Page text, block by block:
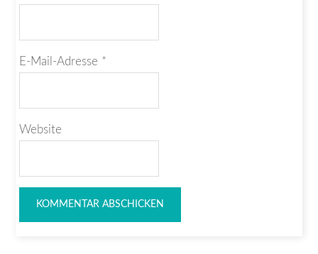
E-Mail-Adresse *
Website